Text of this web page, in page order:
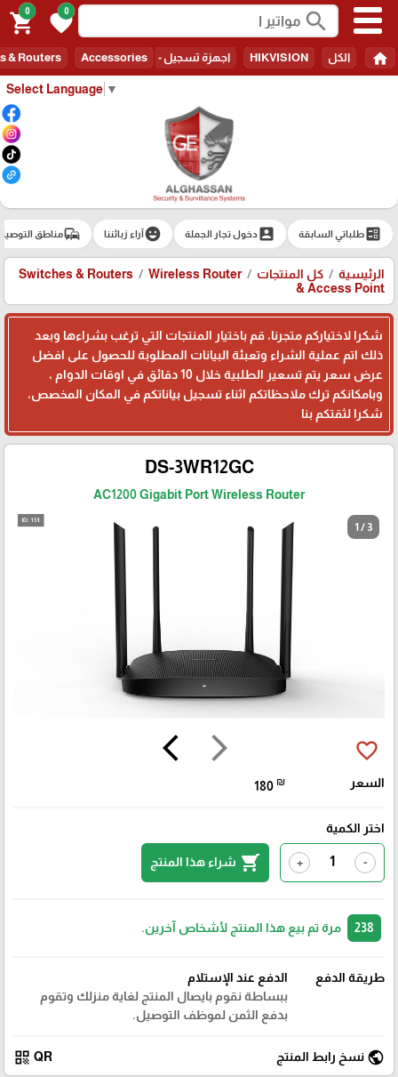
Select Language ▼
search
0
favorite
0
shopping_cart
home الكل HIKVISION اجهزة تسجيل - Recorders & Routers Accessories
ballotطلباتي السابقة account_boxدخول تجار الجملة emoji_emotionsآراء زبائننا commuteمناطق
الرئيسية كل المنتجات Switches & Routers
Wireless Router
& Access Point
شكرا لاختياركم متجرنا، قم باختيار المنتجات التي ترغب بشراءها وبعد
ذلك اتم عملية الشراء وتعبئة البيانات المطلوبة للحصول على افضل
عرض سعر يتم تسعير الطلبية خلال 10 دقائق في اوقات الدوام ،
وبامكانكم ترك ملاحظاتكم اثناء تسجيل بياناتكم في المكان المخصص،
شكرا لثقتكم بنا
DS-3WR12GC
AC1200 Gigabit Port Wireless Router
1 / 3
arrow_forward_ios
arrow_back_ios favorite_border
السعر 180 ₪
اختر الكمية
-
+
shopping_cart شراء هذا المنتج
مرة تم بيع هذا المنتج لأشخاص آخرين.
طريقة الدفع
الدفع عند الإستلام
ببساطة نقوم بايصال المنتج لغاية منزلك وتقوم
بدفع الثمن لموظف التوصيل.
public نسخ رابط المنتج QR
qr_code